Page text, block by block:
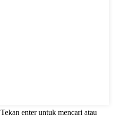
Tekan enter untuk mencari atau